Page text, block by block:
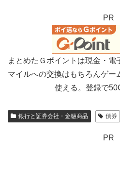
PR
まとめたＧポイントは現金・電
マイルへの交換はもちろんゲー
使える。登録で
銀行と証券会社・金融商品 債券
PR